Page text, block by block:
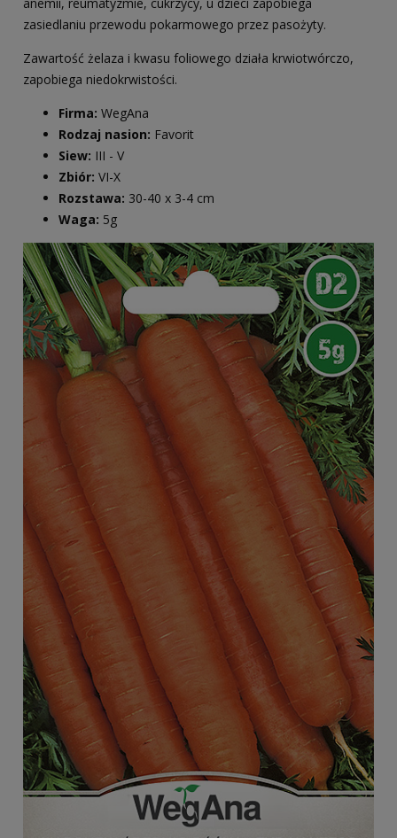
zasiedlaniu przewodu pokarmowego przez pasożyty.
Zawartość żelaza i kwasu foliowego działa krwiotwórczo,
zapobiega niedokrwistości.
Firma: WegAna
Rodzaj nasion: Favorit
Siew: III - V
Zbiór: VI-X
Rozstawa: 30-40 x 3-4 cm
Waga: 5g